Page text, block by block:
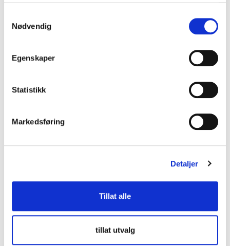
Nødvendig
Egenskaper
Statistikk
Markedsføring
Detaljer
Tillat alle
tillat utvalg